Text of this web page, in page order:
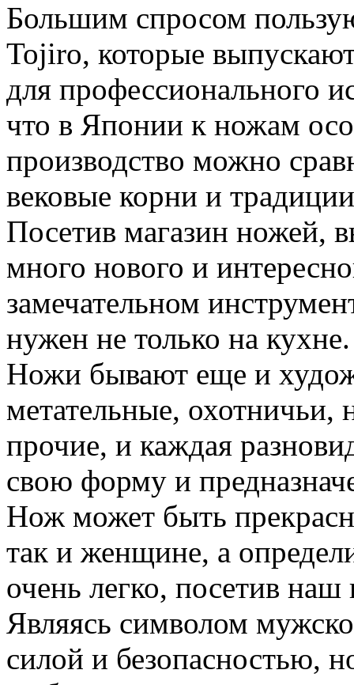
Большим спросом
Tojiro, которые
для профессионального
что в Японии к ножам
производство можно
вековые корни и
Посетив магазин ножей,
много нового и
замечательном
нужен не только на кухне.
Ножи бывают еще и
метательные, охотничьи,
прочие, и каждая
свою форму и
Нож может быть
так и женщине, а
очень легко, посетив
Являясь символом
силой и безопасностью,